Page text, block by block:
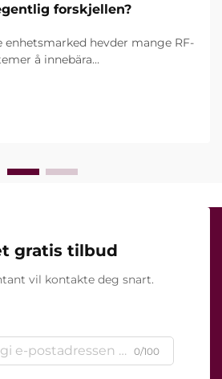
forskjellen?
enhetsmarked hevder mange RF-
å innebära
disse funksjonene finnes, men
under klinisk
gratis tilbud
vil kontakte deg snart.
0/100